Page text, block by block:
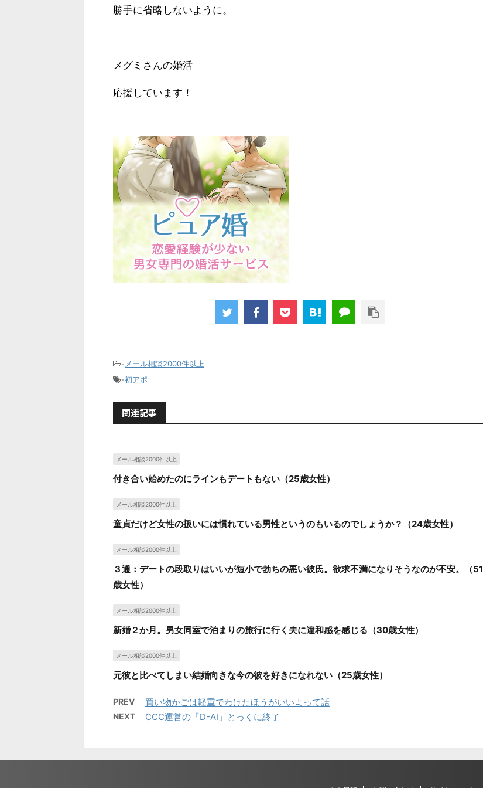
勝手に省略しないように。
メグミさんの婚活
応援しています！
- メール相談2000件以上
-初アポ
関連記事
メール相談2000件以上
付き合い始めたのにラインもデートもない（25歳女性）
メール相談2000件以上
童貞だけど女性の扱いには慣れている男性というのもいるのでしょうか？（24歳女性）
メール相談2000件以上
３通：デートの段取りはいいが短小で勃ちの悪い彼氏。欲求不満になりそうなのが不安。（51
歳女性）
メール相談2000件以上
新婚２か月。男女同室で泊まりの旅行に行く夫に違和感を感じる（30歳女性）
メール相談2000件以上
元彼と比べてしまい結婚向きな今の彼を好きになれない（25歳女性）
PREV 買い物かごは軽重でわけたほうがいいよって話
NEXT CCC運営の「D-AI」とっくに終了